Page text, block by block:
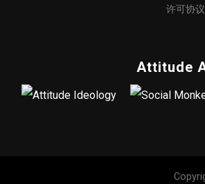
许可协议
Attitude